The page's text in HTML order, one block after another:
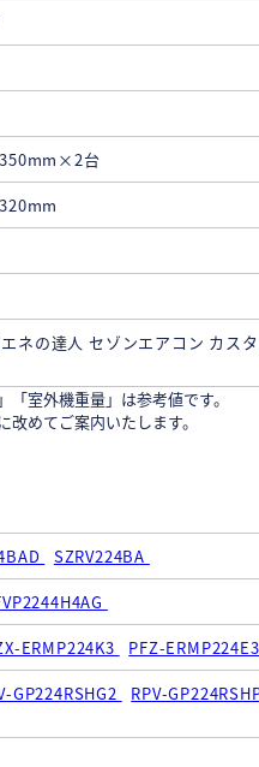
台
ネの達人 セゾンエアコン カス
室外機重量」は参考値です。
めてご案内いたします。
SZRV224BA
ERMP224K3 PFZ-ERMP224E3
GP224RSHG2
RPV-